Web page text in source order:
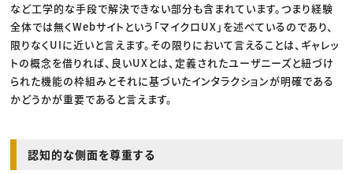
など工学的な手段で解決できない部分も含まれています。つまり経験
全体では無くWebサイトという「マイクロUX」を述べているのであり、
限りなくUIに近いと言えます。その限りにおいて言えることは、ギャレッ
トの概念を借りれば、良いUXとは、定義されたユーザニーズと紐づけ
られた機能の枠組みとそれに基づいたインタラクションが明確である
かどうかが重要であると言えます。
認知的な側面を尊重する